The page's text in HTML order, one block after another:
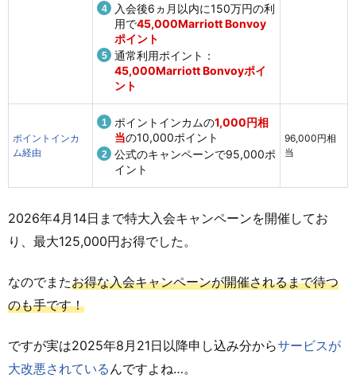
入会後6ヵ月以内に150万円の利
用で45,000Marriott Bonvoy
ポイント
通常利用ポイント：
45,000Marriott Bonvoyポイ
ント
ポイントインカ
ム経由
ポイントインカムの1,000円相
当の10,000ポイント
公式のキャンペーンで95,000ポ
イント
96,000円相
当
2026年4月14日まで特大入会キャンペーンを開催してお
り、最大125,000円お得でした。
なのでまたお得な入会キャンペーンが開催されるまで待つ
のも手です！
ですが実は2025年8月21日以降申し込み分からサービスが
大改悪されている んですよね…。